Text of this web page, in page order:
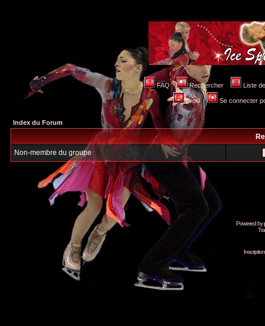
FAQ Rechercher Liste
Profil Se connecter
Index du Forum
Non-membre du groupe
Powered by